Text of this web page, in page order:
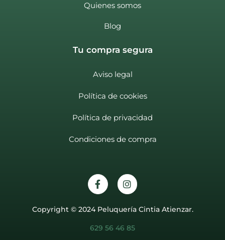
Quienes somos
Blog
Tu compra segura
Aviso legal
Política de cookies
Política de privacidad
Condiciones de compra
Copyright © 2024 Peluquería Cintia Atienzar.
629 56 46 85